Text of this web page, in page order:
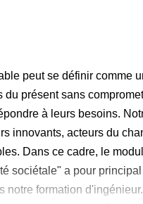
peut se définir comme
du présent sans
à leurs besoins.
innovants, acteurs du
Dans ce cadre, le
sociétale" a pour
notre formation